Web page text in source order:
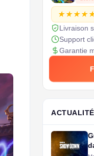
Livraison
Support
Garantie